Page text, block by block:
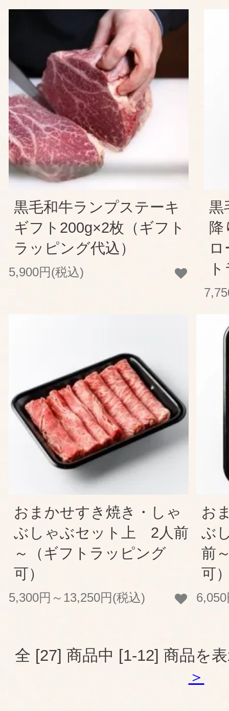
黒毛和牛ランプステーキ
ギフト200g×2枚（ギフト
ラッピング代込）
5,900円(税込)
黒
降
おまかせすき焼き・しゃ
ぶしゃぶセット上 2人前
～（ギフトラッピング
可）
5,300円～13,250円(税込)
お
ぶ
前
可
全 [27] 商品中 [1-12] 商品を
＞